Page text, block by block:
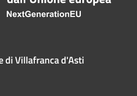
di Villafranca d'Asti